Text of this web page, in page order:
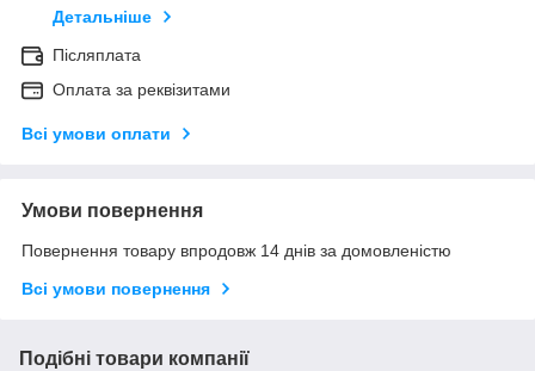
Детальніше
Післяплата
Оплата за реквізитами
Всі умови оплати
Умови повернення
Повернення товару впродовж 14 днів за домовленістю
Всі умови повернення
Подібні товари компанії